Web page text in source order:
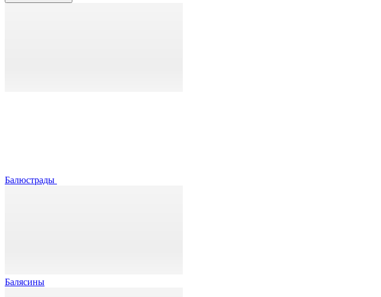
Балюстрады
Балясины